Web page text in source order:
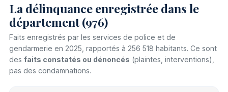
La délinquance enregistrée dans le
département (976)
Faits enregistrés par les services de police et de
gendarmerie en 2025, rapportés à 256 518 habitants. Ce sont
des faits constatés ou dénoncés (plaintes, interventions),
pas des condamnations.